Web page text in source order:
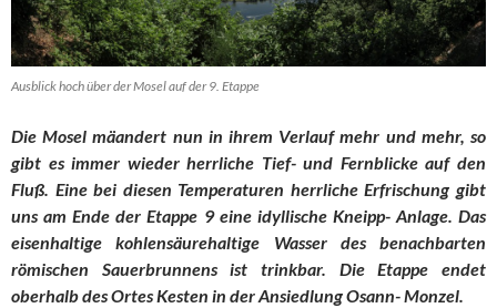
Ausblick hoch über der Mosel auf der 9. Etappe
Die Mosel mäandert nun in ihrem Verlauf mehr und mehr, so
gibt es immer wieder herrliche Tief- und Fernblicke auf den
Fluß. Eine bei diesen Temperaturen herrliche Erfrischung gibt
uns am Ende der Etappe 9 eine idyllische Kneipp- Anlage. Das
eisenhaltige kohlensäurehaltige Wasser des benachbarten
römischen Sauerbrunnens ist trinkbar. Die Etappe endet
oberhalb des Ortes Kesten in der Ansiedlung Osann- Monzel.